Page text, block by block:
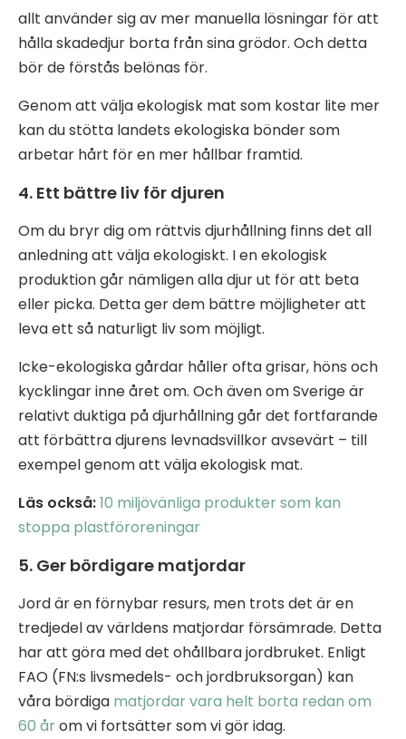
allt använder sig av mer manuella lösningar för att
hålla skadedjur borta från sina grödor. Och detta
bör de förstås belönas för.
Genom att välja ekologisk mat som kostar lite mer
kan du stötta landets ekologiska bönder som
arbetar hårt för en mer hållbar framtid.
4. Ett bättre liv för djuren
Om du bryr dig om rättvis djurhållning finns det all
anledning att välja ekologiskt. I en ekologisk
produktion går nämligen alla djur ut för att beta
eller picka. Detta ger dem bättre möjligheter att
leva ett så naturligt liv som möjligt.
Icke-ekologiska gårdar håller ofta grisar, höns och
kycklingar inne året om. Och även om Sverige är
relativt duktiga på djurhållning går det fortfarande
att förbättra djurens levnadsvillkor avsevärt – till
exempel genom att välja ekologisk mat.
Läs också:10 miljövänliga produkter som kan
stoppa plastföroreningar
5. Ger bördigare matjordar
Jord är en förnybar resurs, men trots det är en
tredjedel av världens matjordar försämrade. Detta
har att göra med det ohållbara jordbruket. Enligt
FAO (FN:s livsmedels- och jordbruksorgan) kan
våra bördiga matjordar vara helt borta redan om
60 årom vi fortsätter som vi gör idag.